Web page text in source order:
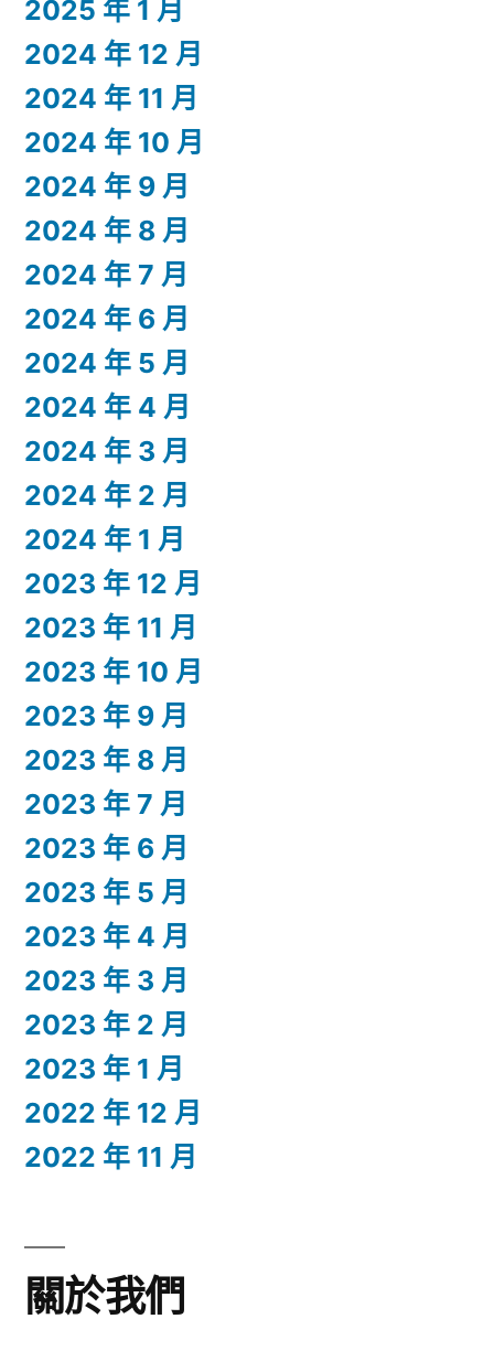
2025 年 1 月
2024 年 12 月
2024 年 11 月
2024 年 10 月
2024 年 9 月
2024 年 8 月
2024 年 7 月
2024 年 6 月
2024 年 5 月
2024 年 4 月
2024 年 3 月
2024 年 2 月
2024 年 1 月
2023 年 12 月
2023 年 11 月
2023 年 10 月
2023 年 9 月
2023 年 8 月
2023 年 7 月
2023 年 6 月
2023 年 5 月
2023 年 4 月
2023 年 3 月
2023 年 2 月
2023 年 1 月
2022 年 12 月
2022 年 11 月
關於我們